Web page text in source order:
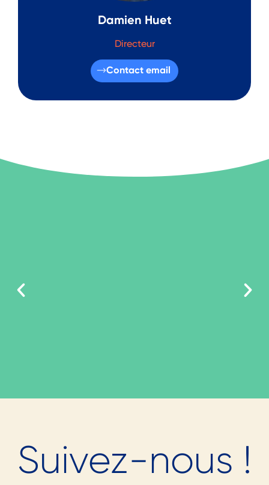
Damien Huet
Directeur
Contact email
rejoindre en tant
Suivez-nous !